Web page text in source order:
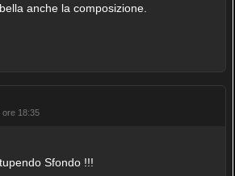
anche la composizione.
ore 18:35
Sfondo !!!